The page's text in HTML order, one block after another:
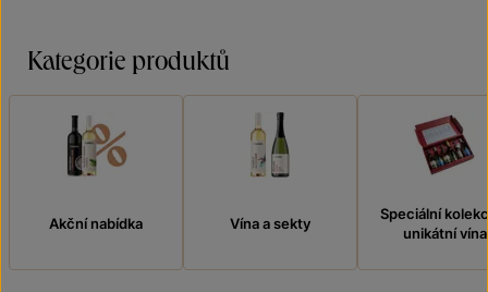
Kategorie produktů
Akční nabídka Vína a sekty
Speciální
unikátní vína